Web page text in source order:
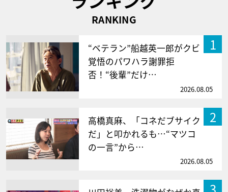
RANKING
1
“ベテラン”船越英一郎がクビ
覚悟のパワハラ謝罪拒
否！“後輩”だけ…
2026.08.05
2
高橋真麻、「コネだブサイク
だ」と叩かれるも…“マツコ
の一言”から…
2026.08.05